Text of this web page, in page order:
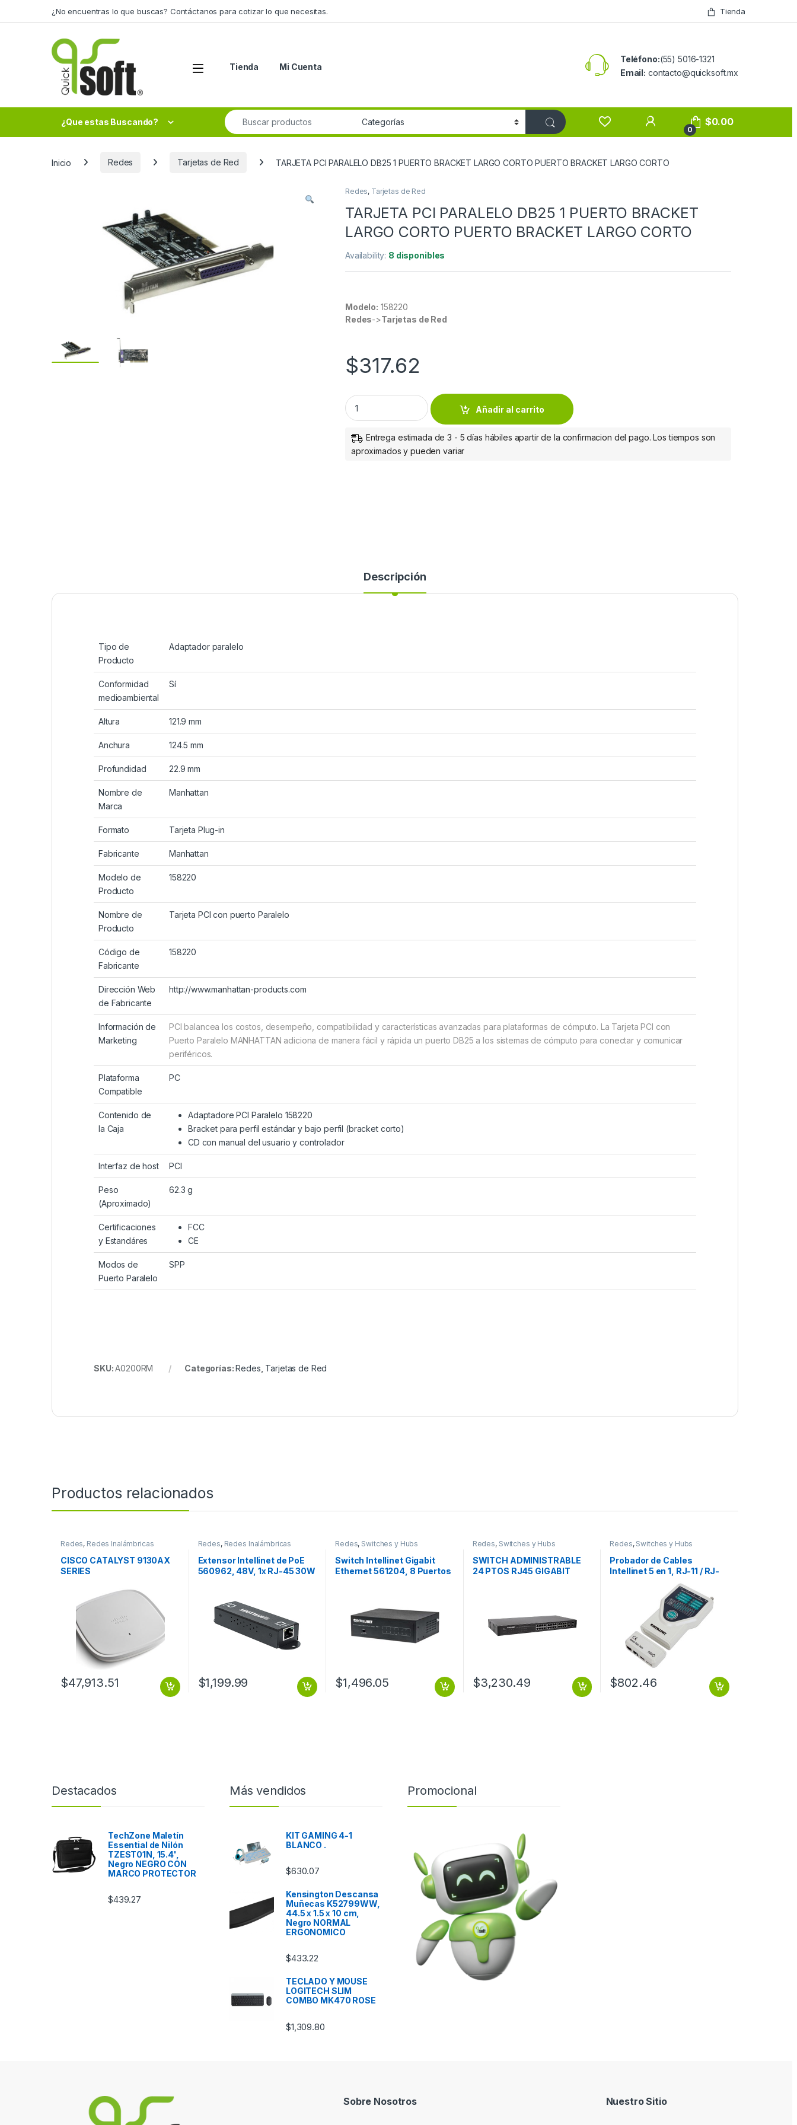
¿No encuentras lo que buscas? Contáctanos para cotizar lo que necesitas. Tienda
Tienda Mi Cuenta
Teléfono:(55) 5016-1321
Email: contacto@quicksoft.mx
¿Que estas Buscando?
Search for:
0
$0.00
Inicio Redes Tarjetas de Red TARJETA PCI PARALELO DB25 1 PUERTO BRACKET LARGO CORTO PUERTO BRACKET LARGO CORTO
Redes, Tarjetas de Red
TARJETA PCI PARALELO DB25 1 PUERTO BRACKET
LARGO CORTO PUERTO BRACKET LARGO CORTO
Availability: 8 disponibles
Modelo: 158220
Redes->Tarjetas de Red
$317.62
TARJETA PCI PARALELO DB25 1 PUERTO BRACKET LARGO CORTO PUERTO BRACKET LARGO CORTO
Añadir al carrito
Entrega estimada de 3 - 5 días hábiles apartir de la confirmacion del pago. Los tiempos son
aproximados y pueden variar
Descripción
Tipo de
Producto
Adaptador paralelo
Conformidad
medioambiental
Sí
Altura 121.9 mm
Anchura 124.5 mm
Profundidad 22.9 mm
Nombre de
Marca
Manhattan
Formato Tarjeta Plug-in
Fabricante Manhattan
Modelo de
Producto
158220
Nombre de
Producto
Tarjeta PCI con puerto Paralelo
Código de
Fabricante
158220
Dirección Web
de Fabricante
http://www.manhattan-products.com
Información de
Marketing
PCI balancea los costos, desempeño, compatibilidad y características avanzadas para plataformas de cómputo. La Tarjeta PCI con
Puerto Paralelo MANHATTAN adiciona de manera fácil y rápida un puerto DB25 a los sistemas de cómputo para conectar y comunicar
periféricos.
Plataforma
Compatible
PC
Contenido de
la Caja
Adaptadore PCI Paralelo 158220
Bracket para perfil estándar y bajo perfil (bracket corto)
CD con manual del usuario y controlador
Interfaz de host PCI
Peso
(Aproximado)
62.3 g
Certificaciones
y Estandáres
FCC
CE
Modos de
Puerto Paralelo
SPP
SKU:A0200RM Categorías:Redes Tarjetas de Red
Productos relacionados
Redes, Redes Inalámbricas
CISCO CATALYST 9130AX
SERIES
$47,913.51
Redes, Redes Inalámbricas
Extensor Intellinet de PoE
560962, 48V, 1x RJ-45 30W
$1,199.99
Redes, Switches y Hubs
Switch Intellinet Gigabit
Ethernet 561204, 8 Puertos
$1,496.05
Redes, Switches y Hubs
SWITCH ADMINISTRABLE
24 PTOS RJ45 GIGABIT
$3,230.49
Redes, Switches y Hubs
Probador de Cables
Intellinet 5 en 1, RJ-11 / RJ-
45/ USB/ BNC/ Firewire RJ11 /
RJ45 / USB / BNC / FIREWIRE
$802.46
Destacados
TechZone Maletín
Essential de Nilón
TZEST01N, 15.4',
Negro NEGRO CON
MARCO PROTECTOR
$439.27
Más vendidos
KIT GAMING 4-1
BLANCO .
$630.07
Kensington Descansa
Muñecas K52799WW,
44.5 x 1.5 x 10 cm,
Negro NORMAL
ERGONOMICO
$433.22
TECLADO Y MOUSE
LOGITECH SLIM
COMBO MK470 ROSE
$1,309.80
Promocional
Sobre Nosotros Nuestro Sitio